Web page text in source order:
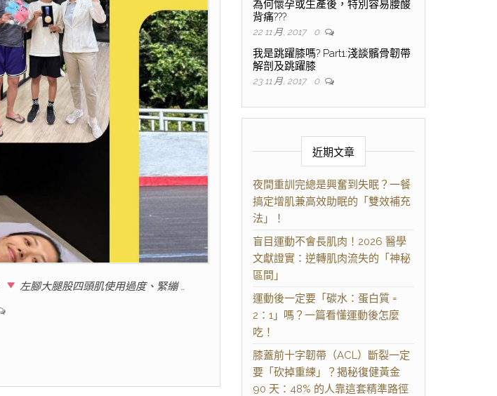
左腳大腿股四頭肌使用過度、緊繃 …
為何懷孕或生產後，特別容易腰酸
背痛???
22 11 月, 2017 0
我是跳躍膝嗎? Part1:淺談髕骨韌帶
解剖及跳躍膝
23 11 月, 2017 0
近期文章
夜間重訓完總是興奮到失眠？一餐
搞定增肌兼高效助眠的「雙效補充
法」！
盲目運動不會長肌肉！2026 醫學
文獻證實：逆轉肌肉流失的「神秘
區間」
運動後一定要「碳水：蛋白質 =
2：1」嗎？一篇看懂運動後怎麼
吃！
膝蓋前十字韌帶（ACL）斷裂一定
要「砍掉重練」？揭秘復健黃金
90 天：48% 的人靠這套精準路徑